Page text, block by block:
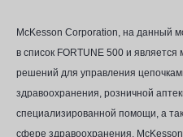
McKesson Corporation, на данный
в список FORTUNE 500 и
решений для управления
здравоохранения, розничной
специализированной помощи, а
сфере здравоохранения.